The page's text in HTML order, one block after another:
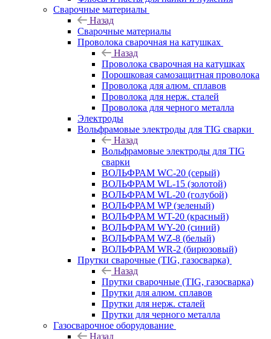
Сварочные материалы
Назад
Сварочные материалы
Проволока сварочная на катушках
Назад
Проволока сварочная на катушках
Порошковая самозащитная проволока
Проволока для алюм. сплавов
Проволока для нерж. сталей
Проволока для черного металла
Электроды
Вольфрамовые электроды для TIG сварки
Назад
Вольфрамовые электроды для TIG
сварки
ВОЛЬФРАМ WC-20 (серый)
ВОЛЬФРАМ WL-15 (золотой)
ВОЛЬФРАМ WL-20 (голубой)
ВОЛЬФРАМ WP (зеленый)
ВОЛЬФРАМ WT-20 (красный)
ВОЛЬФРАМ WY-20 (синий)
ВОЛЬФРАМ WZ-8 (белый)
ВОЛЬФРАМ WR-2 (бирюзовый)
Прутки сварочные (TIG, газосварка)
Назад
Прутки сварочные (TIG, газосварка)
Прутки для алюм. сплавов
Прутки для нерж. сталей
Прутки для черного металла
Газосварочное оборудование
Назад